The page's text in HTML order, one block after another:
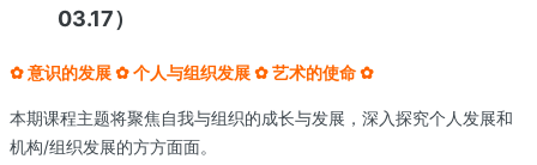
03.17）
✿ 意识的发展 ✿ 个人与组织发展 ✿ 艺术的使命 ✿
本期课程主题将聚焦自我与组织的成长与发展，深入探究个人发展和
机构/组织发展的方方面面。